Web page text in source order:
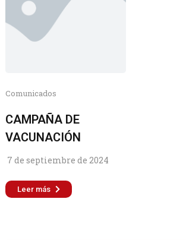
Comunicados
CAMPAÑA DE
VACUNACIÓN
7 de septiembre de 2024
Leer más